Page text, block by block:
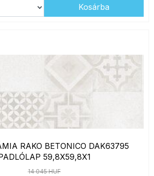
Kosárba
RAKO BETONICO DAK63795
59,8X59,8X1
14 045 HUF